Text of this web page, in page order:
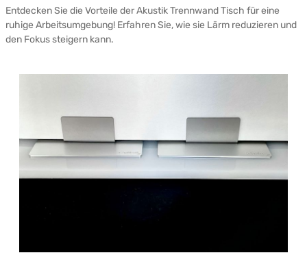
Entdecken Sie die Vorteile der Akustik Trennwand Tisch für eine
ruhige Arbeitsumgebung! Erfahren Sie, wie sie Lärm reduzieren und
den Fokus steigern kann.